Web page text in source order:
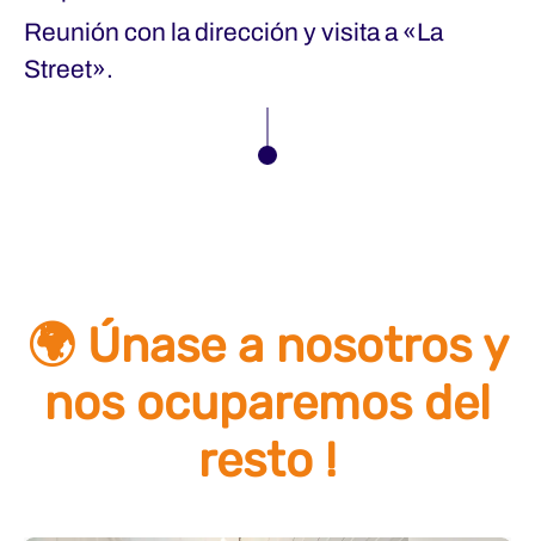
Reunión con la dirección y visita a «La
Street».
🌍 Únase a nosotros y
nos ocuparemos del
resto !